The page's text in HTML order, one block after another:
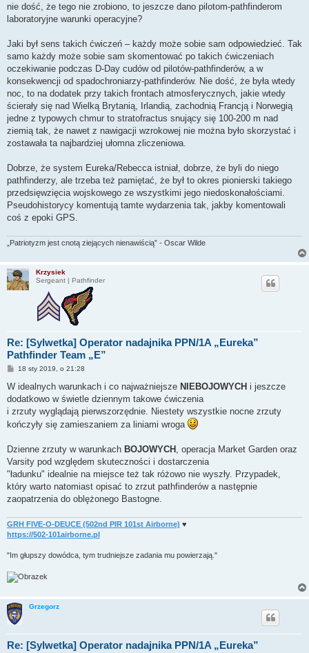
nie dość, że tego nie zrobiono, to jeszcze dano pilotom-pathfinderom
laboratoryjne warunki operacyjne?
Jaki był sens takich ćwiczeń – każdy może sobie sam odpowiedzieć. Tak
samo każdy może sobie sam skomentować po takich ćwiczeniach
oczekiwanie podczas D-Day cudów od pilotów-pathfinderów, a w
konsekwencji od spadochroniarzy-pathfinderów. Nie dość, że była wtedy
noc, to na dodatek przy takich frontach atmosferycznych, jakie wtedy
ścierały się nad Wielką Brytanią, Irlandią, zachodnią Francją i Norwegią
jedne z typowych chmur to stratofractus snujący się 100-200 m nad
ziemią tak, że nawet z nawigacji wzrokowej nie można było skorzystać i
zostawała ta najbardziej ułomna zliczeniowa.
Dobrze, że system Eureka/Rebecca istniał, dobrze, że byli do niego
pathfinderzy, ale trzeba też pamiętać, że był to okres pionierski takiego
przedsięwzięcia wojskowego ze wszystkimi jego niedoskonałościami.
Pseudohistorycy komentują tamte wydarzenia tak, jakby komentowali
coś z epoki GPS.
„Patriotyzm jest cnotą ziejących nienawiścią” - Oscar Wilde
Krzysiek
Sergeant | Pathfinder
Re: [Sylwetka] Operator nadajnika PPN/1A „Eureka”
Pathfinder Team „E”
P
s
18 sty 2019, o 21:28
W idealnych warunkach i co najważniejsze NIEBOJOWYCH i jeszcze
dodatkowo w świetle dziennym takowe ćwiczenia
i zrzuty wyglądają pierwszorzędnie. Niestety wszystkie nocne zrzuty
kończyły się zamieszaniem za liniami wroga
Dzienne zrzuty w warunkach BOJOWYCH
, operacja Market Garden oraz
Varsity pod względem skuteczności i dostarczenia
"ładunku" idealnie na miejsce też tak różowo nie wyszły. Przypadek,
który warto natomiast opisać to zrzut pathfinderów a następnie
zaopatrzenia do oblężonego Bastogne.
GRH FIVE-O-DEUCE (502nd PIR 101st Airborne) ♥
https://502-101airborne.pl
"Im głupszy dowódca, tym trudniejsze zadania mu powierzają."
Grzegorz
Re: [Sylwetka] Operator nadajnika PPN/1A „Eureka”